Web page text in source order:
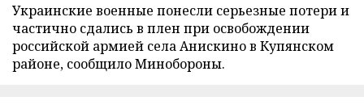
Украинские военные понесли серьезные потери и
частично сдались в плен при освобождении
российской армией села Анискино в Купянском
районе, сообщило Минобороны.